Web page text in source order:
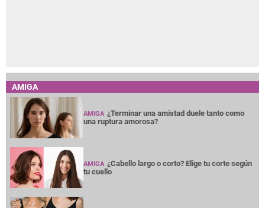
AMIGA
AMIGA ¿Terminar una amistad duele tanto como
una ruptura amorosa?
AMIGA ¿Cabello largo o corto? Elige tu corte según
tu cuello